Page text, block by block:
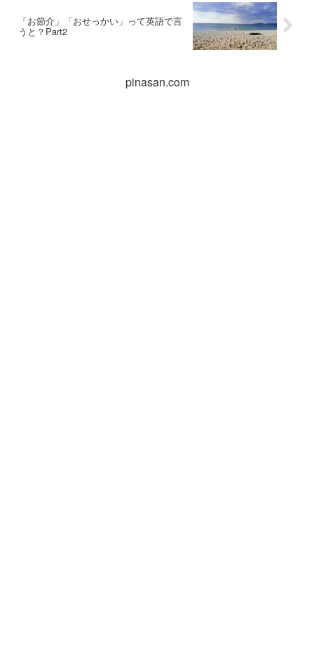
「お節介」「おせっかい」って英語で言
うと？Part2
pinasan.com